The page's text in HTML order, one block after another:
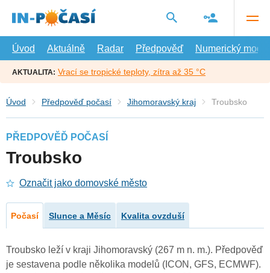
hlavní
Úvod
Aktuálně Radar Předpověď Numerický model
AKTUALITA: Vrací se tropické teploty, zítra až 35 °C
Úvod Předpověď počasí Jihomoravský kraj Troubsko
PŘEDPOVĚĎ POČASÍ
Troubsko
Označit jako domovské město
Počasí Slunce a Měsíc Kvalita ovzduší
Troubsko leží v kraji Jihomoravský (267 m n. m.). Předpověď
je sestavena podle několika modelů (ICON, GFS, ECMWF).